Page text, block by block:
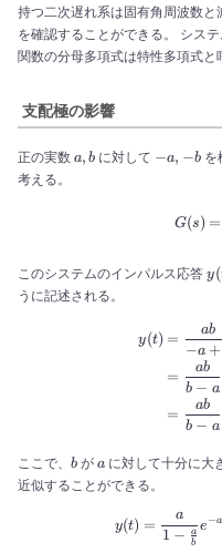
持つ二次遅れ系は固有角周波数
を確認することができる。 シス
関数の分母多項式は特性多項式と
支配極の影響
正の実数 a,
a, b に対して -
−a, −bを
考える。
G(s) =
このシステムのインパルス応答 y(
うに記述される。
y(t) =
−a +
ab
=
b − a
ab
=
b − a
ab
ここで、 b
b が a
a に対して十分に大
近似することができる。
y(t) =
1 − b
a
a
e−a